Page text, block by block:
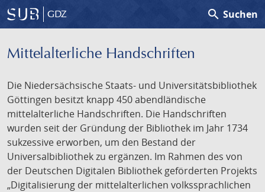
GDZ search Suchen
Mittelalterliche Handschriften
Die Niedersächsische Staats- und Universitätsbibliothek
Göttingen besitzt knapp 450 abendländische
mittelalterliche Handschriften. Die Handschriften
wurden seit der Gründung der Bibliothek im Jahr 1734
sukzessive erworben, um den Bestand der
Universalbibliothek zu ergänzen. Im Rahmen des von
der Deutschen Digitalen Bibliothek geförderten Projekts
„Digitalisierung der mittelalterlichen volkssprachlichen